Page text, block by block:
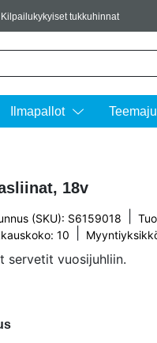
Kilpailukykyiset tukkuhinnat
Ilmapallot
18v
(SKU): S6159018
10
servetit vuosijuhliin.